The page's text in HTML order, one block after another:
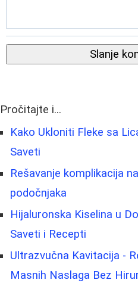
Slanje
Pročitajte i...
Kako Ukloniti Fleke sa
Saveti
Rešavanje komplikacija
podočnjaka
Hijaluronska Kiselina u
Saveti i Recepti
Ultrazvučna Kavitacija -
Masnih Naslaga Bez